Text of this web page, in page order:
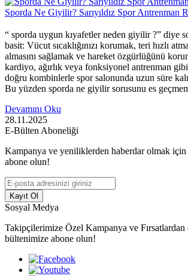
Sporda Ne Giyilir? Sarıyıldız Spor Antrenman
“ sporda uygun kıyafetler neden giyilir ?” diye
basit: Vücut sıcaklığınızı korumak, teri hızlı
almasını sağlamak ve hareket özgürlüğünü
kardiyo, ağırlık veya fonksiyonel antrenman
doğru kombinlerle spor salonunda uzun süre
Bu yüzden sporda ne giyilir sorusunu es
Devamını Oku
28.11.2025
E-Bülten Aboneliği
Kampanya ve yeniliklerden haberdar olmak
abone olun!
Kayıt Ol
Sosyal Medya
Takipçilerimize Özel Kampanya ve
bültenimize abone olun!